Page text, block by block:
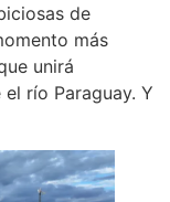
de
más
unirá
río Paraguay. Y